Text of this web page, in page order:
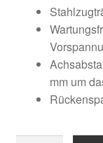
Mein Konto
Shop
war:
mm um